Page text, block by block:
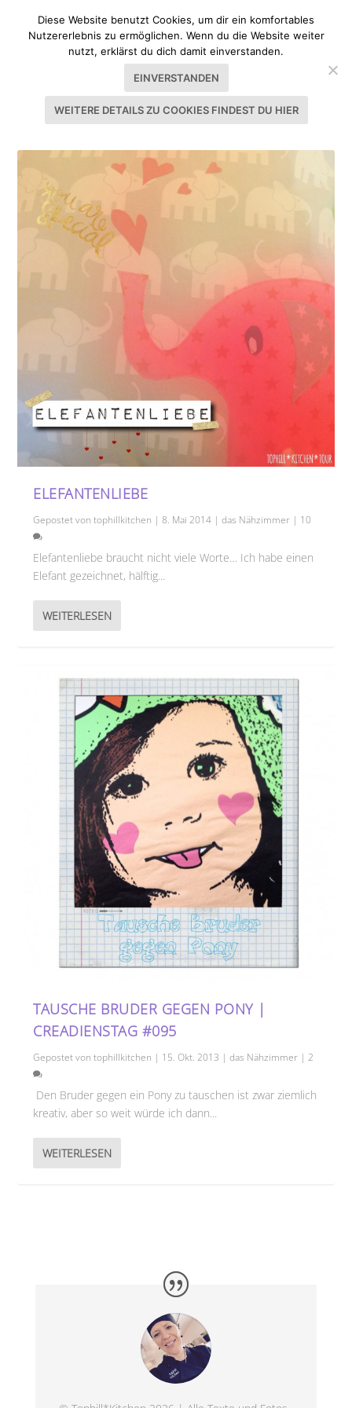
SCHLAGWORT:KISSENSCHLACHT
ELEFANTENLIEBE
Gepostet vontophillkitchen |8. Mai 2014 |das Nähzimmer | 10
Elefantenliebe braucht nicht viele Worte… Ich habe einen
Elefant gezeichnet, hälftig...
WEITERLESEN
TAUSCHE BRUDER GEGEN PONY |
CREADIENSTAG #095
Gepostet vontophillkitchen | 15. Okt. 2013 |das Nähzimmer |2
Den Bruder gegen ein Pony zu tauschen ist zwar ziemlich
kreativ, aber so weit würde ich dann...
WEITERLESEN
Diese Website benutzt Cookies, um dir ein komfortables
Nutzererlebnis zu ermöglichen. Wenn du die Website weiter
nutzt, erklärst du dich damit einverstanden.
EINVERSTANDEN
WEITERE DETAILS ZU COOKIES FINDEST DU HIER